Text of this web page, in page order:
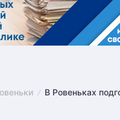
В Ровеньках